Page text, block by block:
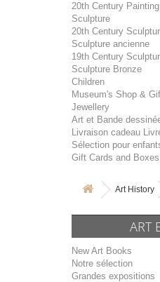
20th Century Painting
Sculpture
20th Century
Sculpture ancienne
19th Century
Sculpture Bronze
Children
Museum's Shop &
Jewellery
Art et Bande
Livraison cadeau
Sélection pour
Gift Cards and Boxes
Art History
ART
New Art Books
Notre sélection
Grandes expositions